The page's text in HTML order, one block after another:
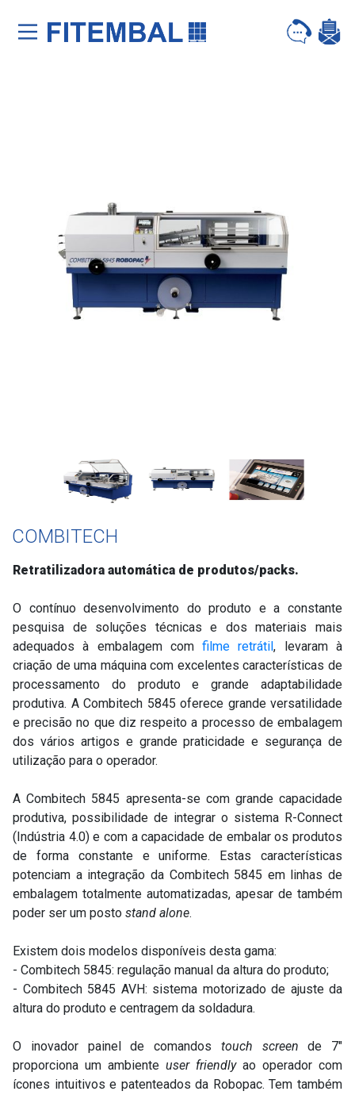
COMBITECH
Retratilizadora automática de produtos/packs.
O contínuo desenvolvimento do produto e a constante
pesquisa de soluções técnicas e dos materiais mais
adequados à embalagem comfilme retrátil, levaram à
criação de uma máquina com excelentes características de
processamento do produto e grande adaptabilidade
produtiva. A Combitech 5845 oferece grande versatilidade
e precisão no que diz respeito a processo de embalagem
dos vários artigos e grande praticidade e segurança de
utilização para o operador.
A Combitech 5845 apresenta-se com grande capacidade
produtiva, possibilidade de integrar o sistema R-Connect
(Indústria 4.0) e com a capacidade de embalar os produtos
de forma constante e uniforme. Estas características
potenciam a integração da Combitech 5845 em linhas de
embalagem totalmente automatizadas, apesar de também
poder ser um posto stand alone.
Existem dois modelos disponíveis desta gama:
- Combitech 5845: regulação manual da altura do produto;
- Combitech 5845 AVH: sistema motorizado de ajuste da
altura do produto e centragem da soldadura.
O inovador painel de comandos touch screende 7"
proporciona um ambiente user friendlyao operador com
ícones intuitivos e patenteados da Robopac. Tem também